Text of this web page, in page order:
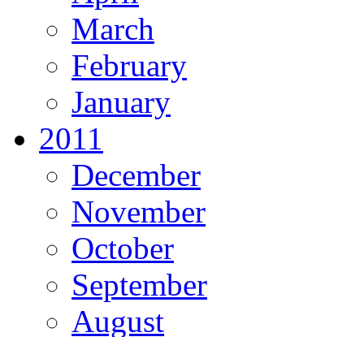
March
February
January
2011
December
November
October
September
August